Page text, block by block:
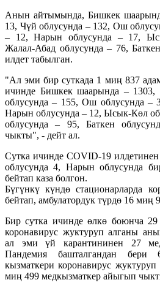
Анын айтымында, Бишкек
13, Чүй облусунда – 132, Ош
– 12, Нарын облусунда – 17,
Жалал-Абад облусунда – 76,
илдет табылган.
"Ал эми бир суткада 1 миң 837
ичинде Бишкек шаарында –
облусунда – 155, Ош облусунда –
Нарын облусунда – 12, Ысык-Көл
облусунда – 95, Баткен
чыкты", - дейт ал.
Сутка ичинде COVID-19
облусунда 4, Нарын облусунда
бейтап каза болгон.
Бүгүнкү күндө стационарларда
бейтап, амбулатордук түрдө 16 миң
Бир сутка ичинде өлкө боюнча
коронавирус жуктуруп алганы
ал эми үй карантининен 27
Пандемия башталгандан
кызматкери коронавирус
миң 499 медкызматкер айыгып